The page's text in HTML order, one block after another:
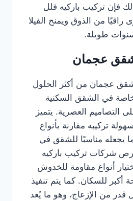
فإن تركيب باركيه فلل
من الذوق ويمنح الفيلا
طويلة.
شقق عجمان
شقق عجمان من أكثر الحلول
خاصة في الشقق السكنية
التصاميم العصرية. يتميز
تركيبه مقارنة بأنواع
يجعله مناسبًا للشقق في
شركات تركيب باركيه
أنواع مقاومة للخدوش
أكبر للسكان. كما يتم تنفيذ
قدر من الإزعاج، وهو ما يُعد